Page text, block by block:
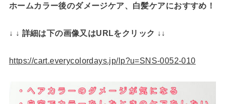
ホームカラー後のダメージケア、白髪ケアにおすすめ！
↓ ↓ 詳細は下の画像又はURLをクリック ↓↓
https://cart.everycolordays.jp/lp?u=SNS-0052-010